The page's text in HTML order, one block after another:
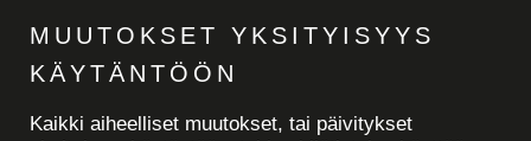
MUUTOKSET YKSITYISYYS
KÄYTÄNTÖÖN
Kaikki aiheelliset muutokset, tai päivitykset